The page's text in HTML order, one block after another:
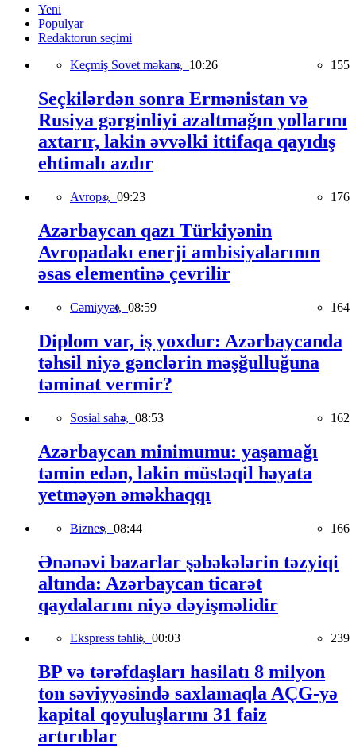
Yeni
Populyar
Redaktorun seçimi
Keçmiş Sovet məkanı, 10:26 155
Seçkilərdən sonra Ermənistan və
Rusiya gərginliyi azaltmağın yollarını
axtarır, lakin əvvəlki ittifaqa qayıdış
ehtimalı azdır
Avropa, 09:23 176
Azərbaycan qazı Türkiyənin
Avropadakı enerji ambisiyalarının
əsas elementinə çevrilir
Cəmiyyət, 08:59 164
Diplom var, iş yoxdur: Azərbaycanda
təhsil niyə gənclərin məşğulluğuna
təminat vermir?
Sosial sahə, 08:53 162
Azərbaycan minimumu: yaşamağı
təmin edən, lakin müstəqil həyata
yetməyən əməkhaqqı
Biznes, 08:44 166
Ənənəvi bazarlar şəbəkələrin təzyiqi
altında: Azərbaycan ticarət
qaydalarını niyə dəyişməlidir
Ekspress təhlil, 00:03 239
BP və tərəfdaşları hasilatı 8 milyon
ton səviyyəsində saxlamaqla AÇG-yə
kapital qoyuluşlarını 31 faiz
artırıblar